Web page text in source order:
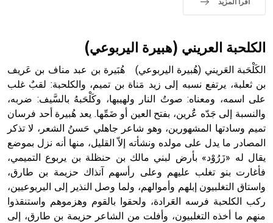
اقرأ المزيد
الكلحبة العريني (هبيرة اليربوعي)
الكَلْحَبة العَريني (هُبيرة اليربوعي) هُبَيرة بن عبد مناف بن عَريف
بن ثعلبة، يرتفع نسبه إلى زيد مَناة بن تميم، والكلحبة: لقبٌ غلب
على اسمه، ومعناه: صوتُ النار ولهيبها، وكَلْحَبهُ بالسَّيف: ضربه،
والنسبة إلى جَدّه عَُرين، بفتح العين أو ضَمِّها. يعد هُبيرة أحد فرسان
تميم وسادتها المشهورين، وهو شاعر جاهلي حَسنُ الشعر، لا تذكر
المصادر ما يدل على مولده ونشأته إلاّ القليل، منها أنه نزل بموضع
يقال له «زَرُوْد» بأرض لبني مالك بن حنظلة بن يربوع التميمي،
فأغارت بنو تغلب عليهم وعلى رأسهم آنذاك حزيمة بن طارق،
واستاق التغلبيون إبلهم وأموالهم، ولما وصل النذير إلى اليربوعيين،
ركب الكلحبة فرسه العَرادة، ولحقوا بالقوم وهزموهم واستنقذوا
منهم ما أخذه التغلبيون، وأفلت من الشاعر حزيمة بن طارق، إلى